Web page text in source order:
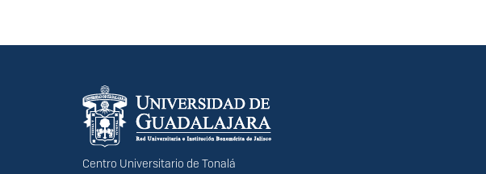
Información del portal
Centro Universitario de Tonalá